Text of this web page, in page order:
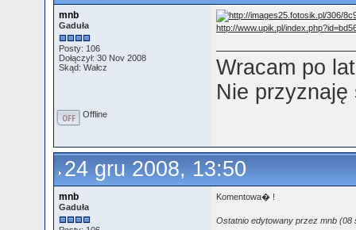
mnb
Gaduła
Posty: 106
Dołączył: 30 Nov 2008
Skąd: Wałcz
http://www.upik.pl/
Wracam po
Nie
Offline
24 gru 2008, 13:50
mnb
Gaduła
Komentowa� !
Ostatnio edytowany przez mnb (08